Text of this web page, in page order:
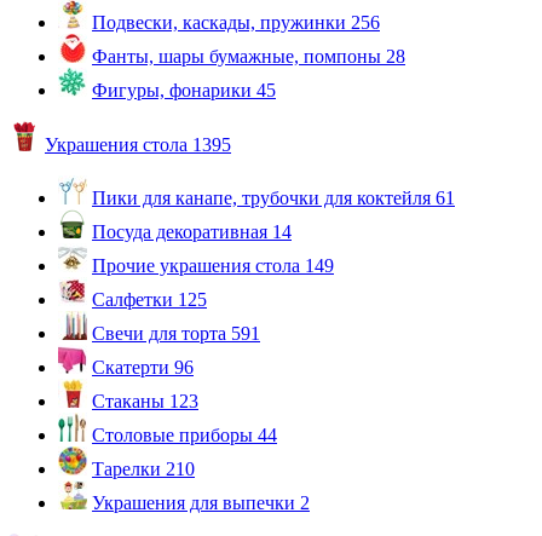
Подвески, каскады, пружинки 256
Фанты, шары бумажные, помпоны 28
Фигуры, фонарики 45
Украшения стола 1395
Пики для канапе, трубочки для коктейля 61
Посуда декоративная 14
Прочие украшения стола 149
Салфетки 125
Свечи для торта 591
Скатерти 96
Стаканы 123
Столовые приборы 44
Тарелки 210
Украшения для выпечки 2